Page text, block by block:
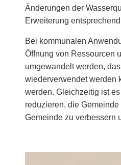
Änderungen der
Erweiterung
Bei kommunalen
Öffnung von Ressourcen
umgewandelt werden,
wiederverwendet werden
werden. Gleichzeitig ist
reduzieren, die
Gemeinde zu verbessern